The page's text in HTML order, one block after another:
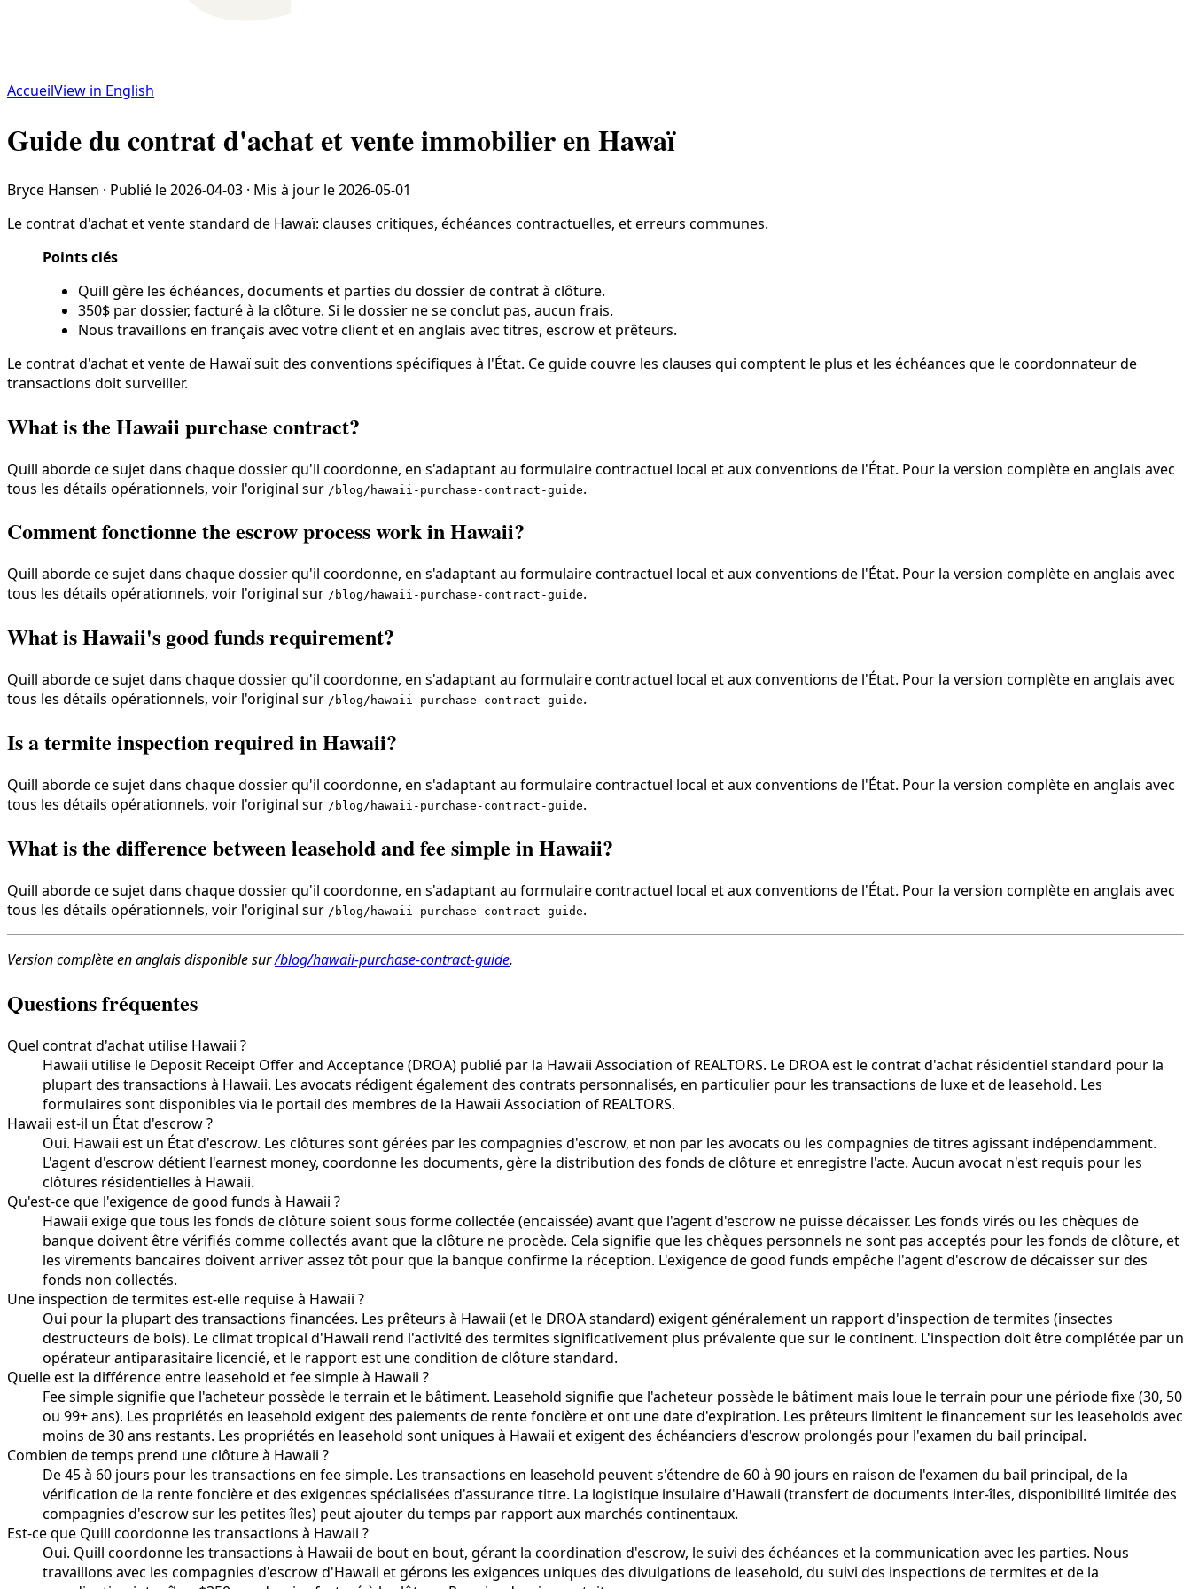
AccueilView in English
Guide du contrat d'achat et vente immobilier en Hawaï
Bryce Hansen · Publié le2026-04-03 · Mis à jour le2026-05-01
Le contrat d'achat et vente standard de Hawaï: clauses critiques, échéances contractuelles, et erreurs communes.
Points clés
Quill gère les échéances, documents et parties du dossier de contrat à clôture.
350$ par dossier, facturé à la clôture. Si le dossier ne se conclut pas, aucun frais.
Nous travaillons en français avec votre client et en anglais avec titres, escrow et prêteurs.
Le contrat d'achat et vente de Hawaï suit des conventions spécifiques à l'État. Ce guide couvre les clauses qui comptent le plus et les échéances que le coordonnateur de
transactions doit surveiller.
What is the Hawaii purchase contract?
Quill aborde ce sujet dans chaque dossier qu'il coordonne, en s'adaptant au formulaire contractuel local et aux conventions de l'État. Pour la version complète en anglais avec
tous les détails opérationnels, voir l'original sur /blog/hawaii-purchase-contract-guide.
Comment fonctionne the escrow process work in Hawaii?
Quill aborde ce sujet dans chaque dossier qu'il coordonne, en s'adaptant au formulaire contractuel local et aux conventions de l'État. Pour la version complète en anglais avec
tous les détails opérationnels, voir l'original sur /blog/hawaii-purchase-contract-guide.
What is Hawaii's good funds requirement?
Quill aborde ce sujet dans chaque dossier qu'il coordonne, en s'adaptant au formulaire contractuel local et aux conventions de l'État. Pour la version complète en anglais avec
tous les détails opérationnels, voir l'original sur /blog/hawaii-purchase-contract-guide.
Is a termite inspection required in Hawaii?
Quill aborde ce sujet dans chaque dossier qu'il coordonne, en s'adaptant au formulaire contractuel local et aux conventions de l'État. Pour la version complète en anglais avec
tous les détails opérationnels, voir l'original sur /blog/hawaii-purchase-contract-guide.
What is the difference between leasehold and fee simple in Hawaii?
Quill aborde ce sujet dans chaque dossier qu'il coordonne, en s'adaptant au formulaire contractuel local et aux conventions de l'État. Pour la version complète en anglais avec
tous les détails opérationnels, voir l'original sur /blog/hawaii-purchase-contract-guide.
Version complète en anglais disponible sur/blog/hawaii-purchase-contract-guide.
Questions fréquentes
Quel contrat d'achat utilise Hawaii ?
Hawaii utilise le Deposit Receipt Offer and Acceptance (DROA) publié par la Hawaii Association of REALTORS. Le DROA est le contrat d'achat résidentiel standard pour la
plupart des transactions à Hawaii. Les avocats rédigent également des contrats personnalisés, en particulier pour les transactions de luxe et de leasehold. Les
formulaires sont disponibles via le portail des membres de la Hawaii Association of REALTORS.
Hawaii est-il un État d'escrow ?
Oui. Hawaii est un État d'escrow. Les clôtures sont gérées par les compagnies d'escrow, et non par les avocats ou les compagnies de titres agissant indépendamment.
L'agent d'escrow détient l'earnest money, coordonne les documents, gère la distribution des fonds de clôture et enregistre l'acte. Aucun avocat n'est requis pour les
clôtures résidentielles à Hawaii.
Qu'est-ce que l'exigence de good funds à Hawaii ?
Hawaii exige que tous les fonds de clôture soient sous forme collectée (encaissée) avant que l'agent d'escrow ne puisse décaisser. Les fonds virés ou les chèques de
banque doivent être vérifiés comme collectés avant que la clôture ne procède. Cela signifie que les chèques personnels ne sont pas acceptés pour les fonds de clôture, et
les virements bancaires doivent arriver assez tôt pour que la banque confirme la réception. L'exigence de good funds empêche l'agent d'escrow de décaisser sur des
fonds non collectés.
Une inspection de termites est-elle requise à Hawaii ?
Oui pour la plupart des transactions financées. Les prêteurs à Hawaii (et le DROA standard) exigent généralement un rapport d'inspection de termites (insectes
destructeurs de bois). Le climat tropical d'Hawaii rend l'activité des termites significativement plus prévalente que sur le continent. L'inspection doit être complétée par un
opérateur antiparasitaire licencié, et le rapport est une condition de clôture standard.
Quelle est la différence entre leasehold et fee simple à Hawaii ?
Fee simple signifie que l'acheteur possède le terrain et le bâtiment. Leasehold signifie que l'acheteur possède le bâtiment mais loue le terrain pour une période fixe (30, 50
ou 99+ ans). Les propriétés en leasehold exigent des paiements de rente foncière et ont une date d'expiration. Les prêteurs limitent le financement sur les leaseholds avec
moins de 30 ans restants. Les propriétés en leasehold sont uniques à Hawaii et exigent des échéanciers d'escrow prolongés pour l'examen du bail principal.
Combien de temps prend une clôture à Hawaii ?
De 45 à 60 jours pour les transactions en fee simple. Les transactions en leasehold peuvent s'étendre de 60 à 90 jours en raison de l'examen du bail principal, de la
vérification de la rente foncière et des exigences spécialisées d'assurance titre. La logistique insulaire d'Hawaii (transfert de documents inter-îles, disponibilité limitée des
compagnies d'escrow sur les petites îles) peut ajouter du temps par rapport aux marchés continentaux.
Est-ce que Quill coordonne les transactions à Hawaii ?
Oui. Quill coordonne les transactions à Hawaii de bout en bout, gérant la coordination d'escrow, le suivi des échéances et la communication avec les parties. Nous
travaillons avec les compagnies d'escrow d'Hawaii et gérons les exigences uniques des divulgations de leasehold, du suivi des inspections de termites et de la